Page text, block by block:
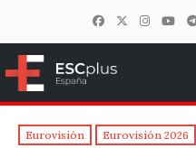
ESCplus
Eurovisión Eurovisión 2026